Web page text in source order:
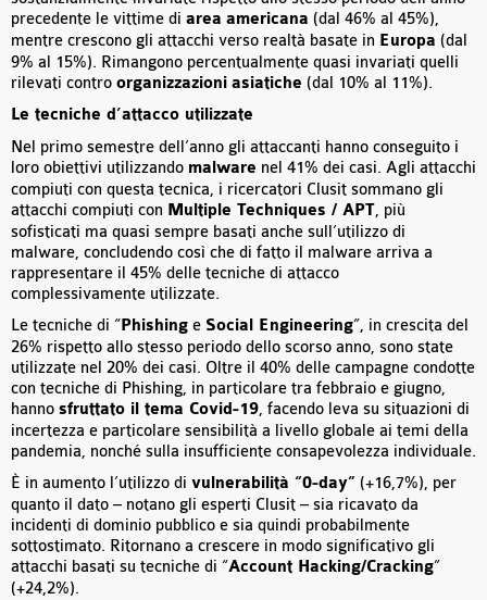
precedente le vittime di area americana (dal 46% al 45%),
mentre crescono gli attacchi verso realtà basate in Europa (dal
9% al 15%). Rimangono percentualmente quasi invariati quelli
rilevati contro organizzazioni asiatiche (dal 10% al 11%).
Le tecniche d’attacco utilizzate
Nel primo semestre dell’anno gli attaccanti hanno conseguito i
loro obiettivi utilizzando malware nel 41% dei casi. Agli attacchi
compiuti con questa tecnica, i ricercatori Clusit sommano gli
attacchi compiuti con Multiple Techniques / APT, più
sofisticati ma quasi sempre basati anche sull’utilizzo di
malware, concludendo così che di fatto il malware arriva a
rappresentare il 45% delle tecniche di attacco
complessivamente utilizzate.
Le tecniche di “Phishing e Social Engineering”, in crescita del
26% rispetto allo stesso periodo dello scorso anno, sono state
utilizzate nel 20% dei casi. Oltre il 40% delle campagne condotte
con tecniche di Phishing, in particolare tra febbraio e giugno,
hanno sfruttato il tema Covid-19, facendo leva su situazioni di
incertezza e particolare sensibilità a livello globale ai temi della
pandemia, nonché sulla insufficiente consapevolezza individuale.
È in aumento l’utilizzo di vulnerabilità “0-day” (+16,7%), per
quanto il dato – notano gli esperti Clusit – sia ricavato da
incidenti di dominio pubblico e sia quindi probabilmente
sottostimato. Ritornano a crescere in modo significativo gli
attacchi basati su tecniche di “Account Hacking/Cracking”
(+24,2%).